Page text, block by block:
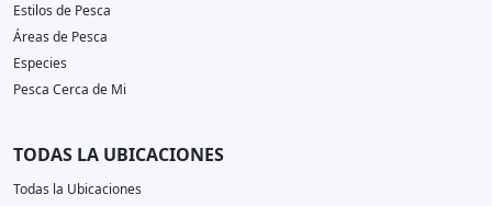
Estilos de Pesca
Áreas de Pesca
Especies
Pesca Cerca de Mi
TODAS LA UBICACIONES
Todas la Ubicaciones